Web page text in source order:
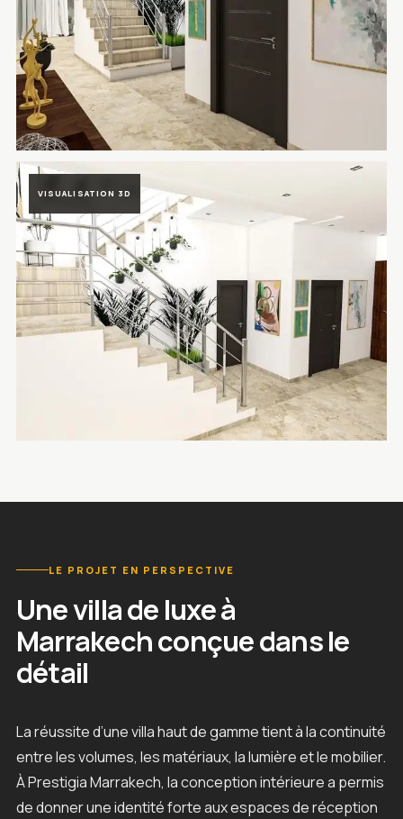
Rendu 3D du projet Villa Prestigia Marrakech à Marrakech, Maroc —
VISUALISATION 3D
LE PROJET EN PERSPECTIVE
Une villa de luxe à
Marrakech conçue dans le
détail
La réussite d’une villa haut de gamme tient à la continuité
entre les volumes, les matériaux, la lumière et le mobilier.
À Prestigia Marrakech, la conception intérieure a permis
de donner une identité forte aux espaces de réception